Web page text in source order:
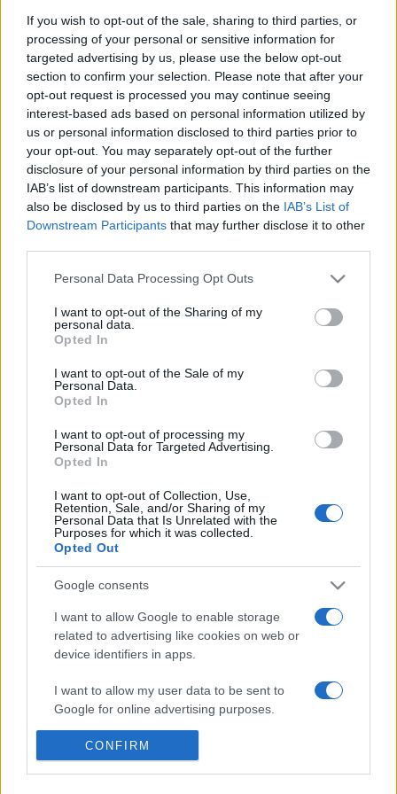
If you wish to opt-out of the sale, sharing to third parties, or
processing of your personal or sensitive information for
targeted advertising by us, please use the below opt-out
section to confirm your selection. Please note that after your
opt-out request is processed you may continue seeing
interest-based ads based on personal information utilized by
us or personal information disclosed to third parties prior to
your opt-out. You may separately opt-out of the further
disclosure of your personal information by third parties on the
IAB’s list of downstream participants. This information may
also be disclosed by us to third parties on the IAB’s List of
Downstream Participants that may further disclose it to other
Please note that this website/app uses one or more Google
not limited to your visit or usage behaviour. You may click to
grant or deny consent to Google and its third-party tags to
use your data for below specified purposes in below Google
consent section.
Personal Data Processing Opt Outs
I want to opt-out of the Sharing of my
personal data.
Opted In
I want to opt-out of the Sale of my
Personal Data.
Opted In
I want to opt-out of processing my
Personal Data for Targeted Advertising.
Opted In
I want to opt-out of Collection, Use,
Retention, Sale, and/or Sharing of my
Personal Data that Is Unrelated with the
Purposes for which it was collected.
Opted Out
Google consents
I want to allow Google to enable storage
related to advertising like cookies on web or
device identifiers in apps.
I want to allow my user data to be sent to
Google for online advertising purposes.
I want to allow Google to send me
personalized advertising.
CONFIRM
dokumentumfilmek esetében Szabó Szonja (rendező,
forgatókönyvíró, operatőr) és dr. Takó Sándor (producer,
filmrendező, az első netflixes forgalmazású magyar film,
martfűi rémproducere) is helyet foglal a zsűriben. A
fotópályázatra beérkező műveket pedig többek között
Arató Alíz fotóművész és Szita János (fotográfus, az ELTE
BTK Művészetelméleti és Médiakutatási Intézet
Filmtudományi Tanszékének oktatója) zsűrizik.
ereje” címmel írták ki a felhívást.
A nyertes fotókat kiállításon mutatják be, a legjobb rövid
dokumentumfilmeket pedig a 2023. február 9-én induló
pályázatokontörténő részvétel nyílt és díjmentes, bárki
nevezhet életkortól és tapasztalattól függetlenül.
DOKUMENTUMFILM
ERZSÉBETVÁROS K11 PROGRAM VETÍTÉSSOROZAT